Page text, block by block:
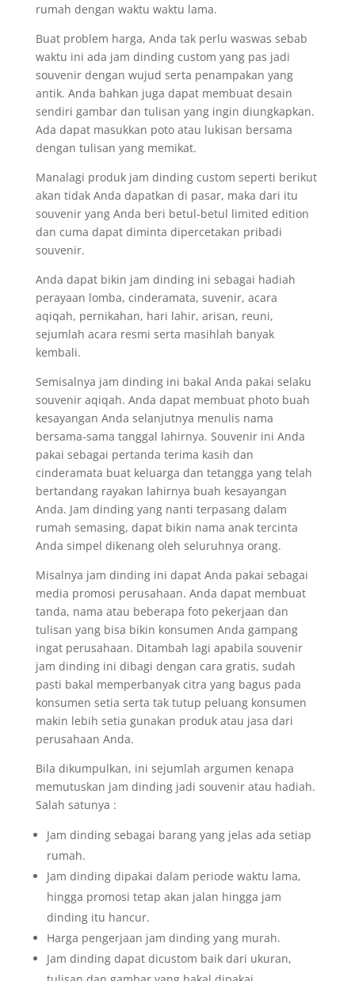
rumah dengan waktu waktu lama.
Buat problem harga, Anda tak perlu waswas sebab
waktu ini ada jam dinding custom yang pas jadi
souvenir dengan wujud serta penampakan yang
antik. Anda bahkan juga dapat membuat desain
sendiri gambar dan tulisan yang ingin diungkapkan.
Ada dapat masukkan poto atau lukisan bersama
dengan tulisan yang memikat.
Manalagi produk jam dinding custom seperti berikut
akan tidak Anda dapatkan di pasar, maka dari itu
souvenir yang Anda beri betul-betul limited edition
dan cuma dapat diminta dipercetakan pribadi
souvenir.
Anda dapat bikin jam dinding ini sebagai hadiah
perayaan lomba, cinderamata, suvenir, acara
aqiqah, pernikahan, hari lahir, arisan, reuni,
sejumlah acara resmi serta masihlah banyak
kembali.
Semisalnya jam dinding ini bakal Anda pakai selaku
souvenir aqiqah. Anda dapat membuat photo buah
kesayangan Anda selanjutnya menulis nama
bersama-sama tanggal lahirnya. Souvenir ini Anda
pakai sebagai pertanda terima kasih dan
cinderamata buat keluarga dan tetangga yang telah
bertandang rayakan lahirnya buah kesayangan
Anda. Jam dinding yang nanti terpasang dalam
rumah semasing, dapat bikin nama anak tercinta
Anda simpel dikenang oleh seluruhnya orang.
Misalnya jam dinding ini dapat Anda pakai sebagai
media promosi perusahaan. Anda dapat membuat
tanda, nama atau beberapa foto pekerjaan dan
tulisan yang bisa bikin konsumen Anda gampang
ingat perusahaan. Ditambah lagi apabila souvenir
jam dinding ini dibagi dengan cara gratis, sudah
pasti bakal memperbanyak citra yang bagus pada
konsumen setia serta tak tutup peluang konsumen
makin lebih setia gunakan produk atau jasa dari
perusahaan Anda.
Bila dikumpulkan, ini sejumlah argumen kenapa
memutuskan jam dinding jadi souvenir atau hadiah.
Salah satunya :
Jam dinding sebagai barang yang jelas ada setiap
rumah.
Jam dinding dipakai dalam periode waktu lama,
hingga promosi tetap akan jalan hingga jam
dinding itu hancur.
Harga pengerjaan jam dinding yang murah.
Jam dinding dapat dicustom baik dari ukuran,